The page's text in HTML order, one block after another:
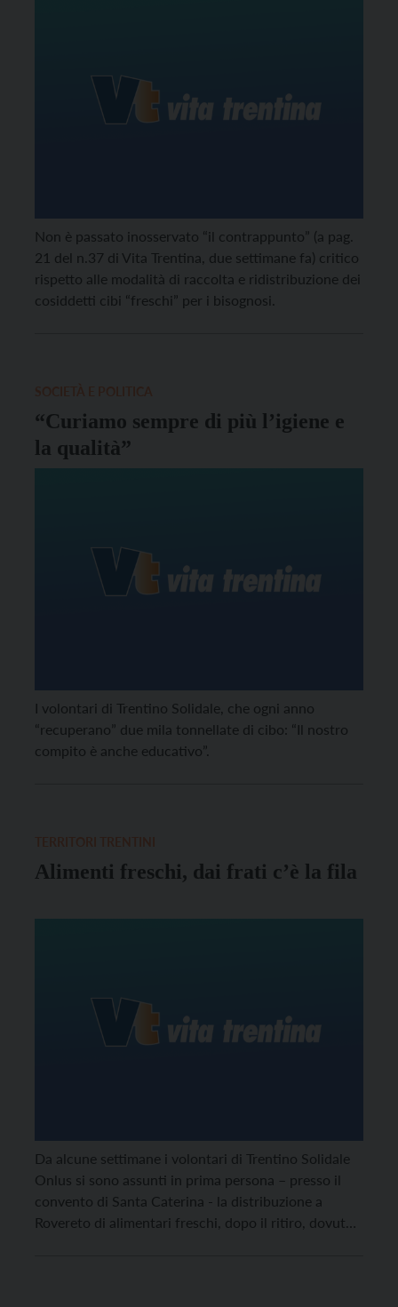
Non è passato inosservato “il contrappunto” (a pag.
21 del n.37 di Vita Trentina, due settimane fa) critico
rispetto alle modalità di raccolta e ridistribuzione dei
cosiddetti cibi “freschi” per i bisognosi.
“Curiamo sempre di più l’igiene e
la qualità”
I volontari di Trentino Solidale, che ogni anno
“recuperano” due mila tonnellate di cibo: “Il nostro
compito è anche educativo”.
Alimenti freschi, dai frati c’è la fila
Da alcune settimane i volontari di Trentino Solidale
Onlus si sono assunti in prima persona – presso il
convento di Santa Caterina - la distribuzione a
Rovereto di alimentari freschi, dopo il ritiro, dovuto